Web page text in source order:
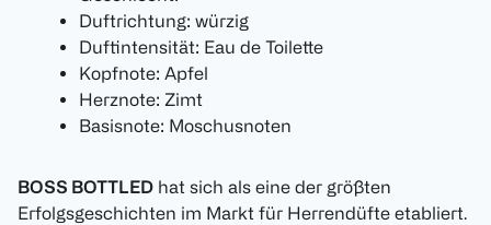
Duftrichtung: würzig
Duftintensität: Eau de Toilette
Kopfnote: Apfel
Herznote: Zimt
Basisnote: Moschusnoten
BOSS BOTTLED hat sich als eine der größten
Erfolgsgeschichten im Markt für Herrendüfte etabliert.